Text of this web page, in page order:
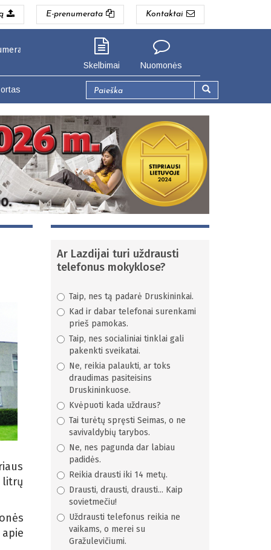
E-prenumerata Kontaktai
pigiau. Seinų g. 3, Lazdijai (Lazdijų gyventojams).
Skelbimai Nuomonės
Paieškos
forma
Ar Lazdijai turi uždrausti
telefonus mokyklose?
Taip, nes tą padarė Druskininkai.
Kad ir dabar telefonai surenkami
prieš pamokas.
Taip, nes socialiniai tinklai gali
pakenkti sveikatai.
Ne, reikia palaukti, ar toks
draudimas pasiteisins
Druskininkuose.
Kvėpuoti kada uždraus?
Tai turėtų spręsti Seimas, o ne
savivaldybių tarybos.
Ne, nes pagunda dar labiau
padidės.
Reikia drausti iki 14 metų.
Drausti, drausti, drausti... Kaip
sovietmečiu!
Uždrausti telefonus reikia ne
vaikams, o merei su
Gražulevičiumi.